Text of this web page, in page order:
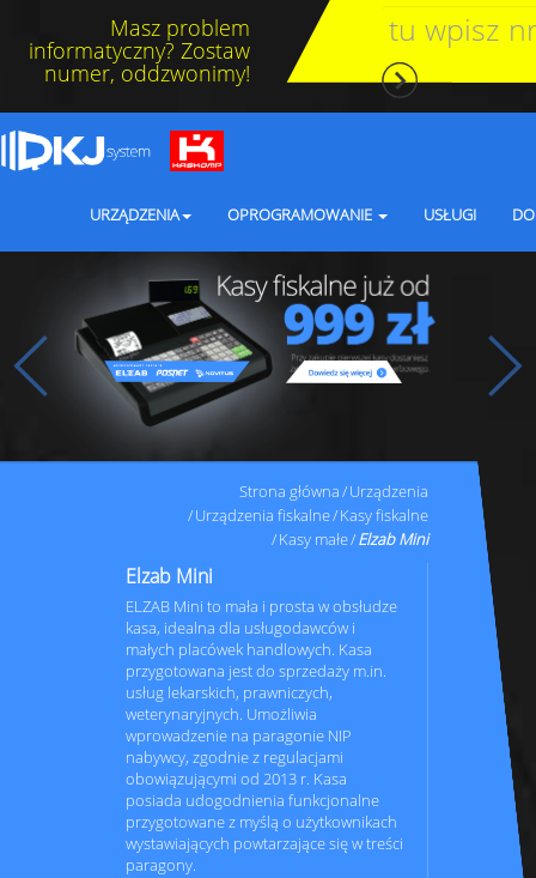
Masz problem
informatyczny? Zostaw
numer, oddzwonimy!
URZĄDZENIA OPROGRAMOWANIE USŁUGI
Strona główna Urządzenia
Urządzenia fiskalne Kasy fiskalne
Kasy małe Elzab Mini
Elzab Mini
ELZAB Mini to mała i prosta w obsłudze
kasa, idealna dla usługodawców i
małych placówek handlowych. Kasa
przygotowana jest do sprzedaży m.in.
usług lekarskich, prawniczych,
weterynaryjnych. Umożliwia
wprowadzenie na paragonie NIP
nabywcy, zgodnie z regulacjami
obowiązującymi od 2013 r. Kasa
posiada udogodnienia funkcjonalne
przygotowane z myślą o użytkownikach
wystawiających powtarzające się w treści
paragony.